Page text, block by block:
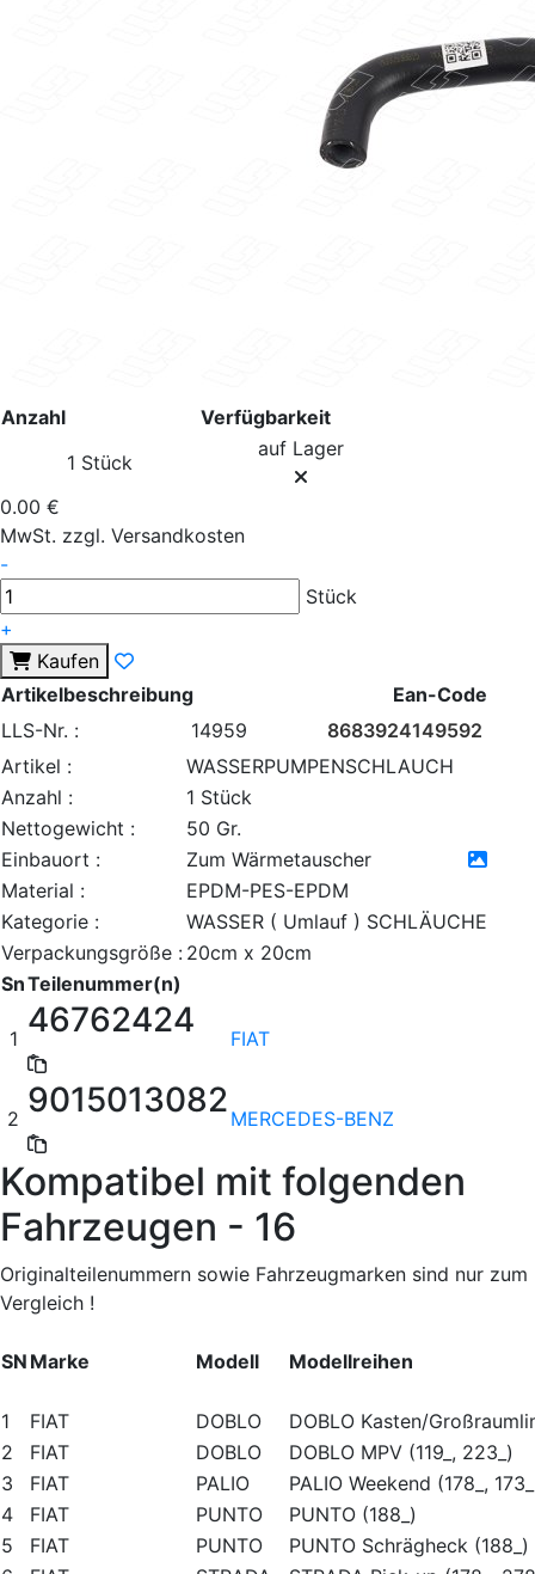
Anzahl
Verfügbarkeit
1 Stück
auf Lager
0.00 €
MwSt. zzgl. Versandkosten
-
Stück
+
Kaufen
Artikelbeschreibung
Ean-Code
LLS-Nr. :
14959
8683924149592
Artikel :
WASSERPUMPENSCHLAUCH
Anzahl :
1 Stück
Nettogewicht :
50 Gr.
Einbauort :
Zum Wärmetauscher
Material :
EPDM-PES-EPDM
Kategorie :
WASSER ( Umlauf ) SCHLÄUCHE
Verpackungsgröße : 20cm x 20cm
SnTeilenummer(n)
1 46762424 FIAT
2 9015013082 MERCEDES-BENZ
Kompatibel mit folgenden
Fahrzeugen - 16
Originalteilenummern sowie Fahrzeugmarken sind nur zum
Vergleich !
SN Marke Modell Modellreihen
1 FIAT DOBLO
DOBLO Kasten/
2
FIAT DOBLO
DOBLO MPV (119_, 223_)
3
FIAT PALIO
PALIO Weekend (178_,
4
FIAT PUNTO
PUNTO (188_)
5
FIAT PUNTO
PUNTO Schrägheck (188_)